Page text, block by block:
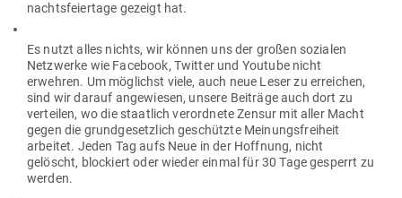
nachts­fei­ertage gezeigt hat.
Es nutzt alles nichts, wir können uns der großen sozialen
Netz­werke wie Facebook, Twitter und Youtube nicht
erwehren. Um mög­lichst viele, auch neue Leser zu erreichen,
sind wir darauf ange­wiesen, unsere Bei­träge auch dort zu
ver­teilen, wo die staatlich ver­ordnete Zensur mit aller Macht
gegen die grund­ge­setzlich geschützte Mei­nungs­freiheit
arbeitet. Jeden Tag aufs Neue in der Hoffnung, nicht
gelöscht, blo­ckiert oder wieder einmal für 30 Tage gesperrt zu
werden.